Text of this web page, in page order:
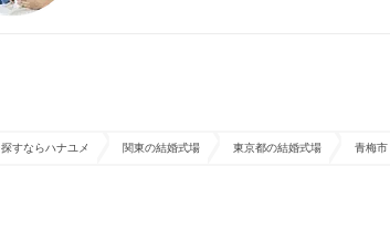
すならハナユメ 関東の結婚式場 東京都の結婚式場 青梅市